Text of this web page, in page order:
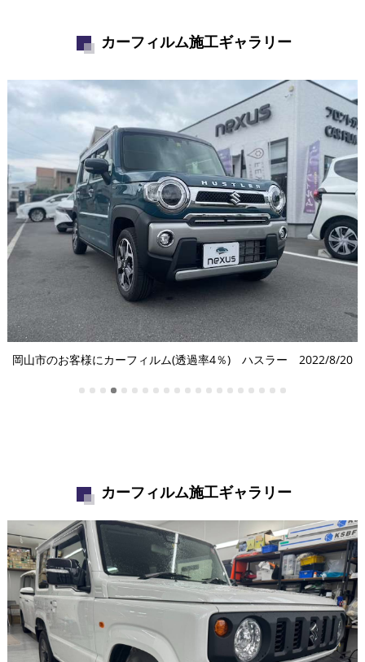
カーフィルム施工ギャラリー
岡山市のお客様にカーフィルム(透過率4％) ハスラー 2022/8/20
カーフィルム施工ギャラリー